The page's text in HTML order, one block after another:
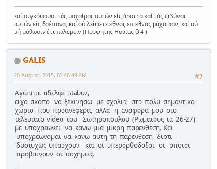
καί συγκόψουσι τάς μαχαίρας αυτών είς άροτρα καί τάς ζιβύνας
αυτών είς δρέπανα, καί ού λείψετε έθνος επ έθνος μάχαιραν, καί ού
μή μάθωσιν έτι πολεμείν (Προφητης Ησαιας β 4 )
GALIS
#7
20 August, 2015, 03:46:49 PM
Aγαπητε αδελφε staboz,
ειχα σκοπο να ξεκινησω με σχολια στο πολυ σημαντικο
χωριο που προανεφερα, αλλα η αναφορα μου στο
τελευταιο video του Σωτηροπουλου (Ρωμαιους ια 26-27)
με υποχρεωνει να κανω μια μικρη παρενθεση. Και
υποχρεωνομαι να κανω αυτη τη παρενθεση διοτι
δυστυχως υπαρχουν και οι υπερορθοδοξοι οι οποιοι
προβαινουν σε ασχημιες.